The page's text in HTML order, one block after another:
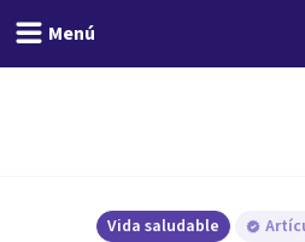
Menú
Vida saludable